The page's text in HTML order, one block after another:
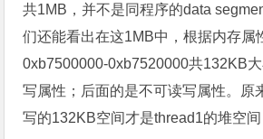
共1MB，并不是同程序的data
们还能看出在这1MB中，根据内存属
0xb7500000-0xb7520000共132KB
写属性；后面的是不可读写属性。原
写的132KB空间才是thread1的堆空